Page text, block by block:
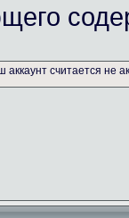
считается не